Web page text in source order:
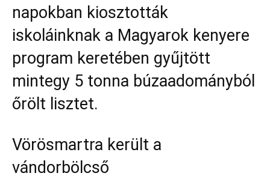
napokban kiosztották
iskoláinknak a Magyarok kenyere
program keretében gyűjtött
mintegy 5 tonna búzaadományból
őrölt lisztet.
Vörösmartra került a
vándorbölcső